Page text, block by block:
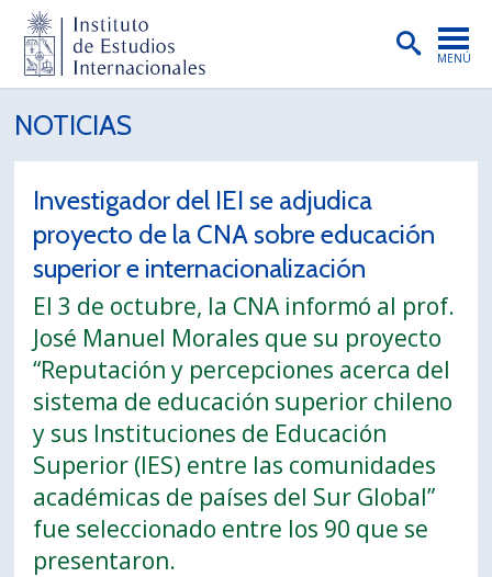
MENÚ
INSTITUTO
PREGRADO
POSTGRADO
INVESTIGACIÓN
EXTENSIÓN
PUBLICACIONES
BIBLIOTECA
ENGLISH
PORTUGUÊS
Postulantes
NOTICIAS
Investigador del IEI se adjudica
proyecto de la CNA sobre educación
superior e internacionalización
El 3 de octubre, la CNA informó al prof.
José Manuel Morales que su proyecto
“Reputación y percepciones acerca del
sistema de educación superior chileno
y sus Instituciones de Educación
Superior (IES) entre las comunidades
académicas de países del Sur Global”
fue seleccionado entre los 90 que se
presentaron.